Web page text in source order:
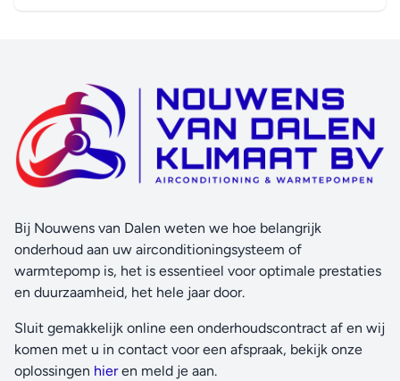
Bij Nouwens van Dalen weten we hoe belangrijk
onderhoud aan uw airconditioningsysteem of
warmtepomp is, het is essentieel voor optimale prestaties
en duurzaamheid, het hele jaar door.
Sluit gemakkelijk online een onderhoudscontract af en wij
komen met u in contact voor een afspraak, bekijk onze
oplossingen hieren meld je aan.